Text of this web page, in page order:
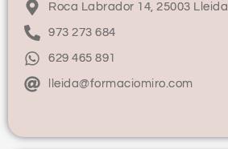
Roca Labrador 14, 25003 Lleida
973 273 684
629 465 891
lleida@formaciomiro.com